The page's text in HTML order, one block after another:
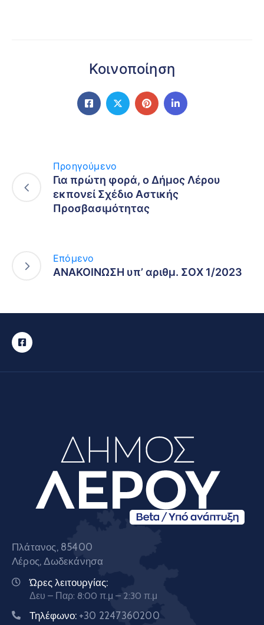
Κοινοποίηση
Προηγούμενο
Για πρώτη φορά, ο Δήμος Λέρου
εκπονεί Σχέδιο Αστικής
Προσβασιμότητας
Επόμενο
ΑΝΑΚΟΙΝΩΣΗ υπ’ αριθμ. ΣΟΧ 1/2023
Πλάτανος, 85400
Λέρος, Δωδεκάνησα
Ώρες λειτουργίας:
Δευ – Παρ: 8:00 π.μ – 2:30 π.μ
Τηλέφωνο: +30 2247360200